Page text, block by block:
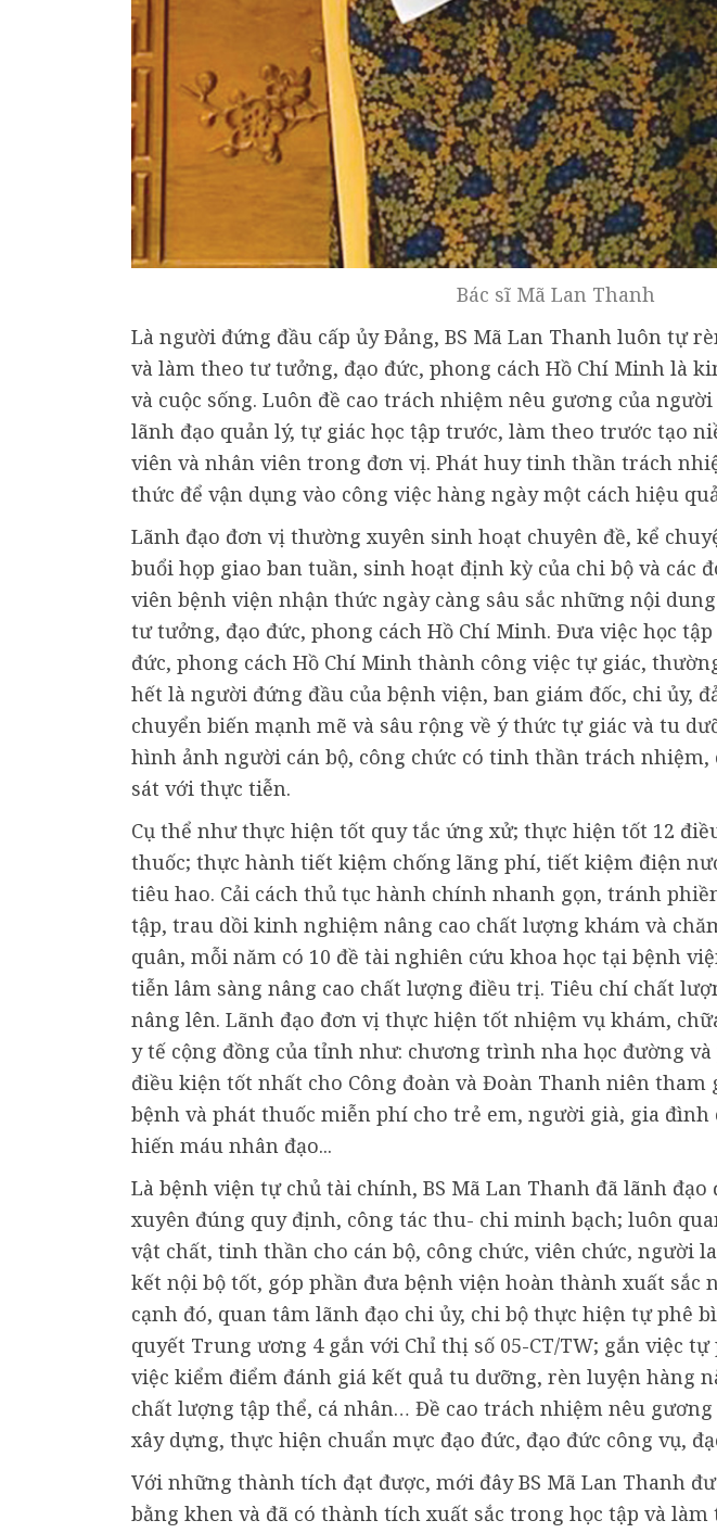
Bác sĩ Mã Lan Thanh
Là người đứng đầu cấp ủy Đảng, BS Mã Lan Thanh luôn tự
và làm theo tư tưởng, đạo đức, phong cách Hồ Chí Minh là
và cuộc sống. Luôn đề cao trách nhiệm nêu gương của
lãnh đạo quản lý, tự giác học tập trước, làm theo trước tạo
viên và nhân viên trong đơn vị. Phát huy tinh thần trách
thức để vận dụng vào công việc hàng ngày một cách hiệu
Lãnh đạo đơn vị thường xuyên sinh hoạt chuyên đề, kể
buổi họp giao ban tuần, sinh hoạt định kỳ của chi bộ và các
viên bệnh viện nhận thức ngày càng sâu sắc những nội
tư tưởng, đạo đức, phong cách Hồ Chí Minh. Đưa việc học
đức, phong cách Hồ Chí Minh thành công việc tự giác,
hết là người đứng đầu của bệnh viện, ban giám đốc, chi ủy,
chuyển biến mạnh mẽ và sâu rộng về ý thức tự giác và tu
hình ảnh người cán bộ, công chức có tinh thần trách nhiệm,
sát với thực tiễn.
Cụ thể như thực hiện tốt quy tắc ứng xử; thực hiện tốt 12
thuốc; thực hành tiết kiệm chống lãng phí, tiết kiệm điện
tiêu hao. Cải cách thủ tục hành chính nhanh gọn, tránh
tập, trau dồi kinh nghiệm nâng cao chất lượng khám và
quân, mỗi năm có 10 đề tài nghiên cứu khoa học tại bệnh
tiễn lâm sàng nâng cao chất lượng điều trị. Tiêu chí chất
nâng lên. Lãnh đạo đơn vị thực hiện tốt nhiệm vụ khám,
y tế cộng đồng của tỉnh như: chương trình nha học đường
điều kiện tốt nhất cho Công đoàn và Đoàn Thanh niên
bệnh và phát thuốc miễn phí cho trẻ em, người già, gia đình
hiến máu nhân đạo...
Là bệnh viện tự chủ tài chính, BS Mã Lan Thanh đã lãnh
xuyên đúng quy định, công tác thu- chi minh bạch; luôn
vật chất, tinh thần cho cán bộ, công chức, viên chức, người
kết nội bộ tốt, góp phần đưa bệnh viện hoàn thành xuất sắc
cạnh đó, quan tâm lãnh đạo chi ủy, chi bộ thực hiện tự phê
quyết Trung ương 4 gắn với Chỉ thị số 05-CT/TW; gắn việc
việc kiểm điểm đánh giá kết quả tu dưỡng, rèn luyện hàng
chất lượng tập thể, cá nhân… Đề cao trách nhiệm nêu gương
xây dựng, thực hiện chuẩn mực đạo đức, đạo đức công vụ,
Với những thành tích đạt được, mới đây BS Mã Lan Thanh
bằng khen và đã có thành tích xuất sắc trong học tập và